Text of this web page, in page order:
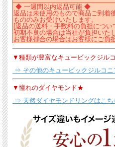
◆ 一週間以内返品可能 ◆
返品は未使用のもので商品ご到着
もののみお受けいたします。
[返品の送料・手数料の負担につい
初期不良の場合は当社が負担いた
お客様都合の場合はお客様にご負
▼種類が豊富なキュービックジル
⇒ その他のキュービックジルコニ
▼憧れのダイヤモンド★
⇒ 天然ダイヤモンドリングはこち